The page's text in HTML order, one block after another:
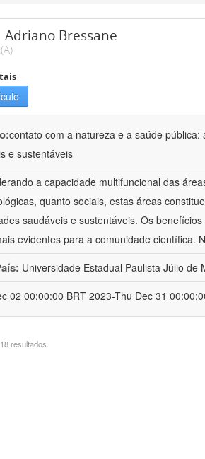
Adriano Bressane
contato com a natureza e a saúde
e sustentáveis
a capacidade multifuncional das
quanto sociais, estas áreas
saudáveis e sustentáveis. Os
evidentes para a comunidade científica.
Universidade Estadual Paulista Júlio de
02 00:00:00 BRT 2023-Thu Dec 31
resultados.